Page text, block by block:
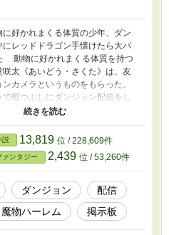
好かれまくる体質の少年、ダン
にレッドドラゴン手懐けたら大バ
動物に好かれまくる体質を持つ
咲太《あいどう・さくた》は、友
カメラというものをもらった。
暇つぶしにダンジョン配信をし
とでダンジョンに向かったのだ
ラーのレッドドラゴンが現れてし
主人公に攻撃は一切せず、喉を
な様子。その様子が全て配信さ
され、大バズりしてしまった！
コ主人公が魔物や幻獣を手懐け
ョンを進む配信のスタート！
説 13,819 位 / 228,609件
ァンタジー 2,439 位 / 53,260件
ダンジョン
配信
魔物ハーレム 掲示板